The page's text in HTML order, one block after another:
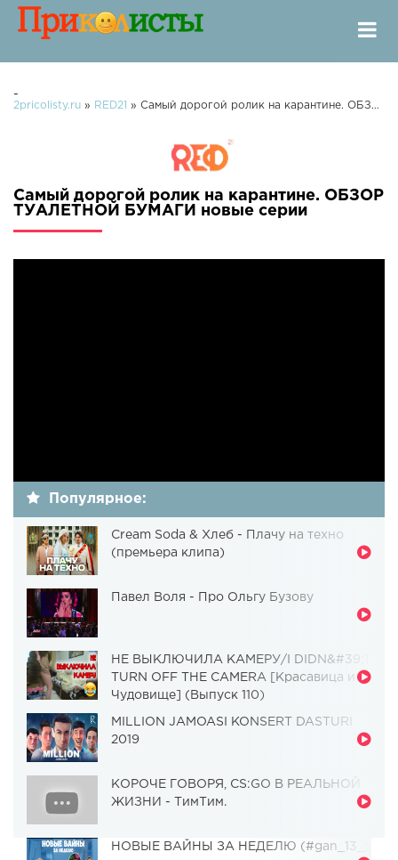
-
2pricolisty.ru » RED21 » Самый дорогой ролик на карантине. ОБЗОР ТУАЛЕТНОЙ БУМАГИ
Самый дорогой ролик на карантине. ОБЗОР
ТУАЛЕТНОЙ БУМАГИ новые серии
Популярное:
Cream Soda & Хлеб - Плачу на техно
(премьера клипа)
Павел Воля - Про Ольгу Бузову
НЕ ВЫКЛЮЧИЛА КАМЕРУ/I DIDN&#39;T
TURN OFF THE CAMERA [Красавица и
Чудовище] (Выпуск 110)
MILLION JAMOASI KONSERT DASTURI
2019
КОРОЧЕ ГОВОРЯ, CS:GO В РЕАЛЬНОЙ
ЖИЗНИ - ТимТим.
НОВЫЕ ВАЙНЫ ЗА НЕДЕЛЮ (#gan_13_)